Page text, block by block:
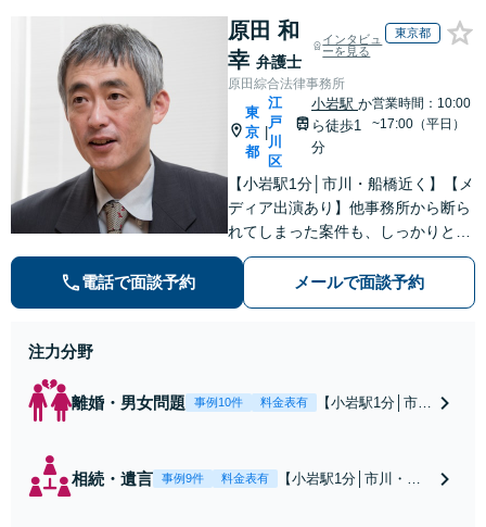
原田 和
幸 弁護士
インタビュ
ーを見る
東京都
原田綜合法律事務所
東
京
都
江
戸
川
区
小岩駅か
ら徒歩1
分
営業時間：10:00
~17:00（平日）
【小岩駅1分│市川・船橋近く】【メ
ディア出演あり】他事務所から断ら
れてしまった案件も、しっかりと面
談し、法的アドバイスをいたします
【解決実績約1000件】豊富な離婚調
停・裁判実績あり【不動産業界出
電話で面談予約 メールで面談予約
注力分野
離婚・男女問題 事例10件 料金表有
【小岩駅1分│市
回避、裁判提起前
の和解、子の認知
相続・遺言 事例9件 料金表有
【小岩駅1分│市川・船